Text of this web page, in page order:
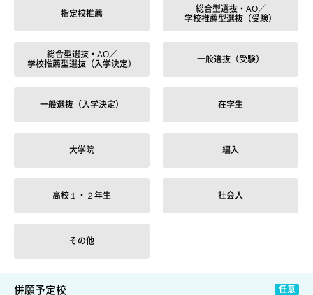
指定校推薦
総合型選抜・AO／
学校推薦型選抜（受験）
総合型選抜・AO／
学校推薦型選抜（入学決定）
一般選抜（受験）
一般選抜（入学決定） 在学生
大学院 編入
高校１・２年生 社会人
その他
併願予定校